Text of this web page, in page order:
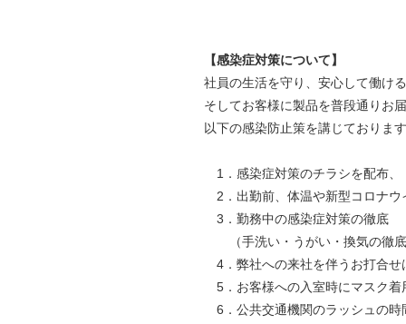
【感染症対策について】
社員の生活を守り、安心して働け
そしてお客様に製品を普段通りお
以下の感染防止策を講じておりま
1．感染症対策のチラシを配布、
2．出勤前、体温や新型コロナウ
3．勤務中の感染症対策の徹底
（手洗い・うがい・換気の徹底
4．弊社への来社を伴うお打合せ
5．お客様への入室時にマスク着
6．公共交通機関のラッシュの時